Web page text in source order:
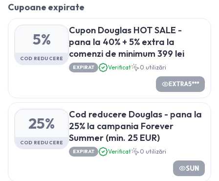
Cupoane expirate
5%
COD REDUCERE
Cupon Douglas HOT SALE -
pana la 40% + 5% extra la
comenzi de minimum 399 lei
EXPIRAT Verificat 0 utilizări
EXTRA5***
25%
COD REDUCERE
Cod reducere Douglas - pana la
25% la campania Forever
Summer (min. 25 EUR)
EXPIRAT Verificat 0 utilizări
SUN